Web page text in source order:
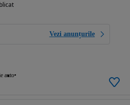
Vezi anunțurile
auto